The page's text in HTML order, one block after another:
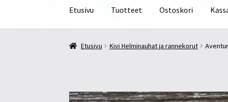
Etusivu Tuotteet Ostoskori
Etusivu Kassa Maksutavat ja Tärkeää tietää
Etusivu Kivi Helminauhat ja rannekorut